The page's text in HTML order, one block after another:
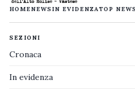
HOMENEWS IN EVIDENZATOP NEWS
SEZIONI
Cronaca
In evidenza